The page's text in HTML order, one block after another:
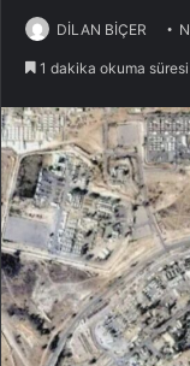
DİLAN BİÇER
1 dakika okuma süresi